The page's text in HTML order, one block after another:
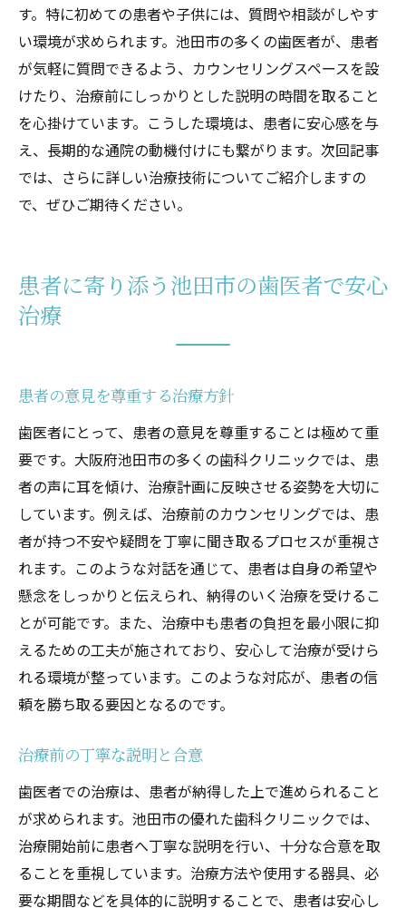
す。特に初めての患者や子供には、質問や相談がしやす
い環境が求められます。池田市の多くの歯医者が、患者
が気軽に質問できるよう、カウンセリングスペースを設
けたり、治療前にしっかりとした説明の時間を取ること
を心掛けています。こうした環境は、患者に安心感を与
え、長期的な通院の動機付けにも繋がります。次回記事
では、さらに詳しい治療技術についてご紹介しますの
で、ぜひご期待ください。
患者に寄り添う池田市の歯医者で安心
治療
患者の意見を尊重する治療方針
歯医者にとって、患者の意見を尊重することは極めて重
要です。大阪府池田市の多くの歯科クリニックでは、患
者の声に耳を傾け、治療計画に反映させる姿勢を大切に
しています。例えば、治療前のカウンセリングでは、患
者が持つ不安や疑問を丁寧に聞き取るプロセスが重視さ
れます。このような対話を通じて、患者は自身の希望や
懸念をしっかりと伝えられ、納得のいく治療を受けるこ
とが可能です。また、治療中も患者の負担を最小限に抑
えるための工夫が施されており、安心して治療が受けら
れる環境が整っています。このような対応が、患者の信
頼を勝ち取る要因となるのです。
治療前の丁寧な説明と合意
歯医者での治療は、患者が納得した上で進められること
が求められます。池田市の優れた歯科クリニックでは、
治療開始前に患者へ丁寧な説明を行い、十分な合意を取
ることを重視しています。治療方法や使用する器具、必
要な期間などを具体的に説明することで、患者は安心し